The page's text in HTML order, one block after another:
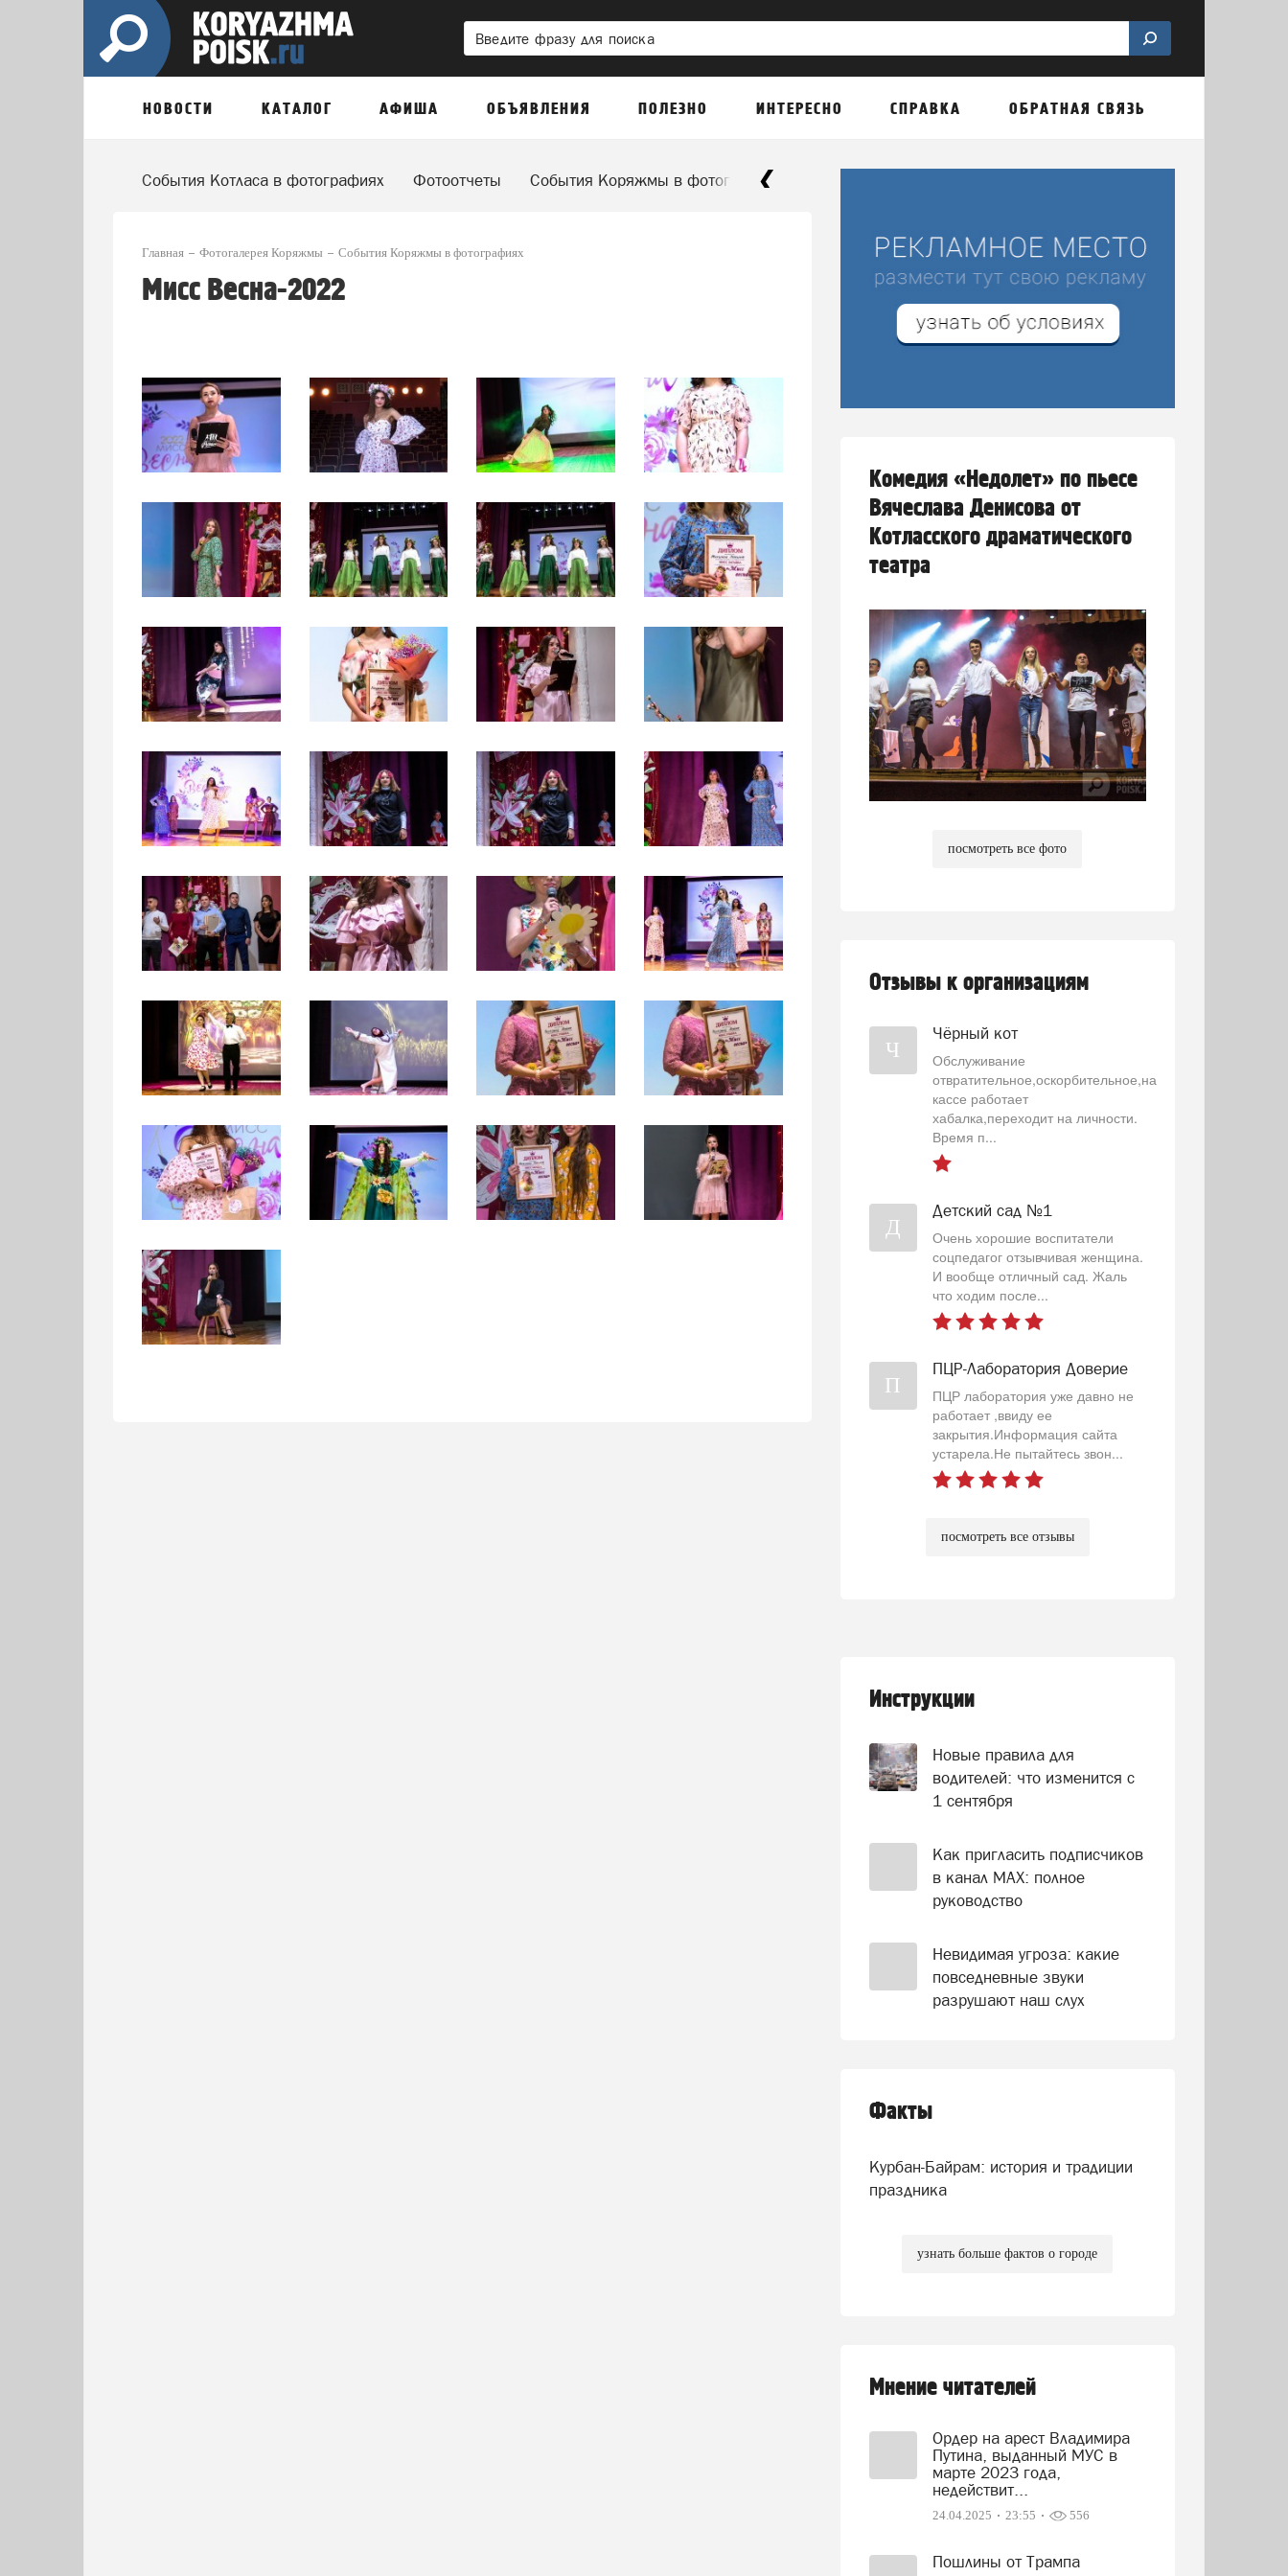
НОВОСТИ КАТАЛОГ АФИША ОБЪЯВЛЕНИЯ ПОЛЕЗНО ИНТЕРЕСНО СПРАВКА ОБРАТНАЯ СВЯЗЬ
События Котласа в фотографиях Фотоотчеты События Коряжмы в фотографиях
Главная Фотогалерея Коряжмы События Коряжмы в фотографиях
Мисс Весна-2022
Комедия «Недолет» по пьесе
Вячеслава Денисова от
Котласского драматического
театра
посмотреть все фото
Отзывы к организациям
Ч
Чёрный кот
Обслуживание
отвратительное,оскорбительное,на
кассе работает
хабалка,переходит на личности.
Время п...
Д
Детский сад №1
Очень хорошие воспитатели
соцпедагог отзывчивая женщина.
И вообще отличный сад. Жаль
что ходим после...
П
ПЦР-Лаборатория Доверие
ПЦР лаборатория уже давно не
работает ,ввиду ее
закрытия.Информация сайта
устарела.Не пытайтесь звон...
посмотреть все отзывы
Инструкции
Новые правила для
водителей: что изменится с
1 сентября
Как пригласить подписчиков
в канал МАХ: полное
руководство
Невидимая угроза: какие
повседневные звуки
разрушают наш слух
Факты
Курбан-Байрам: история и традиции
праздника
узнать больше фактов о городе
Мнение читателей
Ордер на арест Владимира
Путина, выданный МУС в
марте 2023 года,
недействит...
24.04.2025 23:55 556
Пошлины от Трампа